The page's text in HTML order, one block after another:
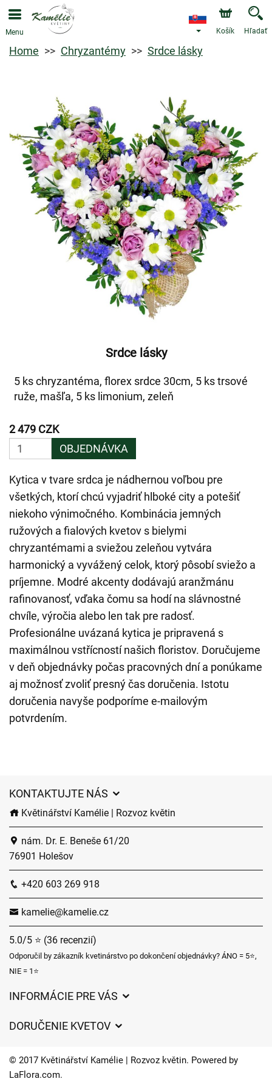
Menu Košík Hľadať
Home Chryzantémy Srdce lásky
Srdce lásky
5 ks chryzantéma, florex srdce 30cm, 5 ks trsové
ruže, mašľa, 5 ks limonium, zeleň
2 479 CZK
OBJEDNÁVKA
Kytica v tvare srdca je nádhernou voľbou pre
všetkých, ktorí chcú vyjadriť hlboké city a potešiť
niekoho výnimočného. Kombinácia jemných
ružových a fialových kvetov s bielymi
chryzantémami a sviežou zeleňou vytvára
harmonický a vyvážený celok, ktorý pôsobí sviežo a
príjemne. Modré akcenty dodávajú aranžmánu
rafinovanosť, vďaka čomu sa hodí na slávnostné
chvíle, výročia alebo len tak pre radosť.
Profesionálne uvázaná kytica je pripravená s
maximálnou vstřícností našich floristov. Doručujeme
v deň objednávky počas pracovných dní a ponúkame
aj možnosť zvoliť presný čas doručenia. Istotu
doručenia navyše podporíme e-mailovým
potvrdením.
KONTAKTUJTE NÁS
Květinářství Kamélie | Rozvoz květin
nám. Dr. E. Beneše 61/20
76901 Holešov
+420 603 269 918
kamelie@kamelie.cz
5.0/5 ⭐ (36 recenzií)
Odporučil by zákazník kvetinárstvo po dokončení objednávky? ÁNO = 5⭐,
NIE = 1⭐
INFORMÁCIE PRE VÁS
Časy doručenia kvetov – prehľad možností
DORUČENIE KVETOV
Kam doručujeme kvety
© 2017 Květinářství Kamélie | Rozvoz květin. Powered by
LaFlora.com.